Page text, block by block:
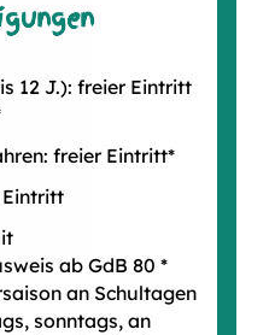
12 J.): freier Eintritt
freier Eintritt*
ab GdB 80 *
an Schultagen
sonntags, an